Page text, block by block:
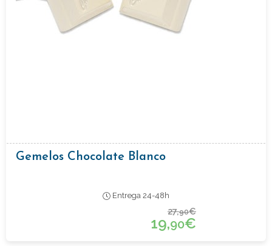
Gemelos Chocolate Blanco
Entrega 24-48h
27,90€
19,90€